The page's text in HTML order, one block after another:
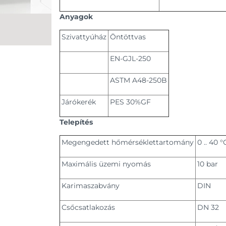
Anyagok
Szivattyúház Öntöttvas
EN-GJL-250
ASTM A48-250B
Járókerék PES 30%GF
Telepítés
Megengedett hőmérséklettartomány 0 .. 40
Maximális üzemi nyomás 10 bar
Karimaszabvány DIN
Csőcsatlakozás DN 32